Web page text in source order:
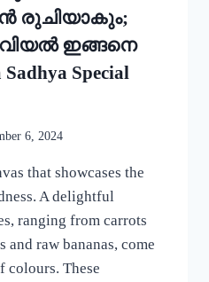
രുചിയാകും;
ഇങ്ങനെ
Special
6, 2024
that showcases the
A delightful
ranging from carrots
and raw bananas, come
colours. These